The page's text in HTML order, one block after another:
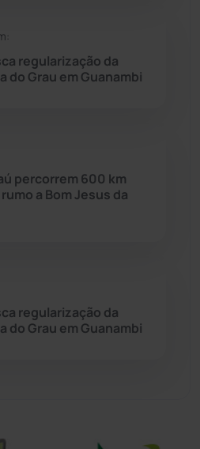
(1530)
regularização da
do Grau em Guanambi
percorrem 600 km
a Bom Jesus da
regularização da
do Grau em Guanambi